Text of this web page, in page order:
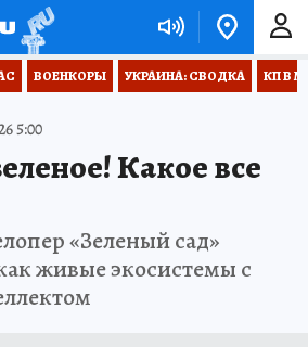
ВОЕНКОРЫ УКРАИНА: СВОДКА КП В
5:00
Какое все
«Зеленый сад»
живые экосистемы с